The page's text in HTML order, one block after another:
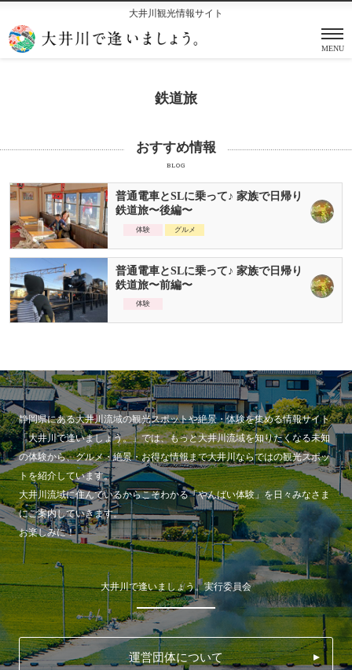
大井川観光情報サイト
MENU
鉄道旅
おすすめ情報
BLOG
普通電車とSLに乗って♪ 家族で日帰り
鉄道旅〜後編〜
体験 グルメ
普通電車とSLに乗って♪ 家族で日帰り
鉄道旅〜前編〜
体験
静岡県にある大井川流域の観光スポットや絶景・体験を集める情報サイト
「大井川で逢いましょう。」では、もっと大井川流域を知りたくなる未知
の体験から、グルメ・絶景・お得な情報まで大井川ならではの観光スポッ
トを紹介しています。
大井川流域に住んでいるからこそわかる「やんばい体験」を日々みなさま
にご案内していきます。
お楽しみに！
大井川で逢いましょう。実行委員会
運営団体について